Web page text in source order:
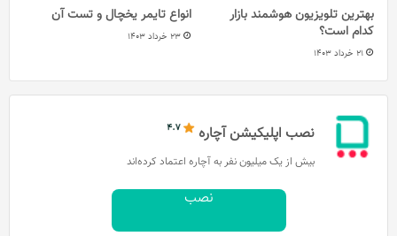
بهترین تلویزیون هوشمند بازار
کدام است؟
21 خرداد 1403
انواع تایمر یخچال و تست آن
23 خرداد 1403
نصب اپلیکیشن آچاره
بیش از یک میلیون نفر به آچاره اعتماد کرده‌اند
نصب